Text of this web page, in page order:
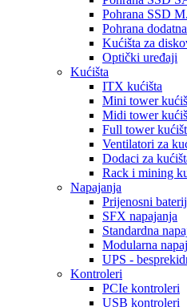
Pohrana SSD
Pohrana
Kućišta za
Optički uređaji
Kućišta
ITX kućišta
Mini tower
Midi tower
Full tower
Ventilatori za
Dodaci za
Rack i mining
Napajanja
Prijenosni
SFX napajanja
Standardna
Modularna
UPS -
Kontroleri
PCIe kontroleri
USB kontroleri